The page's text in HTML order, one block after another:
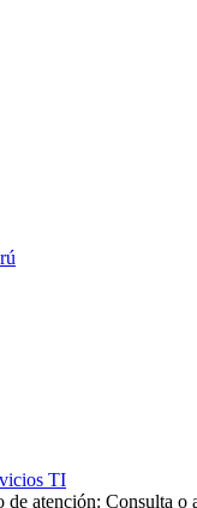
TI
atención: Consulta o